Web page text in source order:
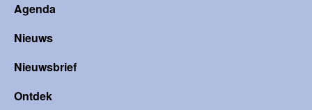
Agenda
Nieuws
Nieuwsbrief
Ontdek